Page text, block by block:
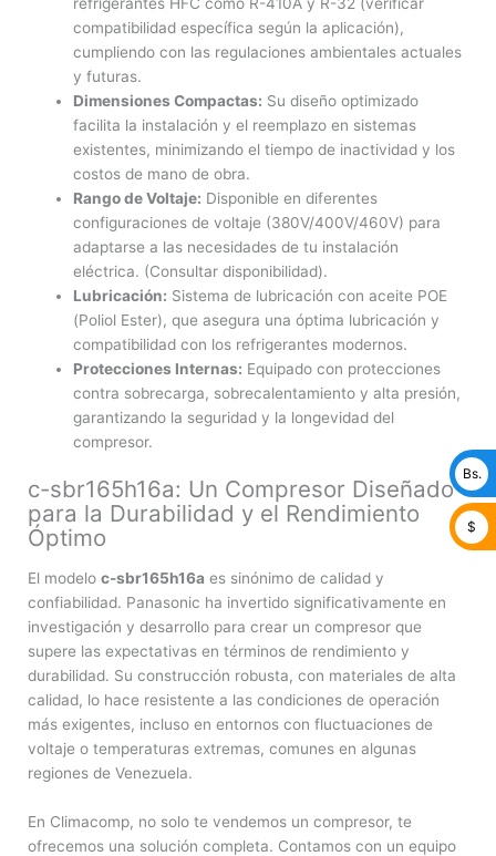
compatibilidad específica según la aplicación),
cumpliendo con las regulaciones ambientales actuales
y futuras.
Dimensiones Compactas: Su diseño optimizado
facilita la instalación y el reemplazo en sistemas
existentes, minimizando el tiempo de inactividad y los
costos de mano de obra.
Rango de Voltaje: Disponible en diferentes
configuraciones de voltaje (380V/400V/460V) para
adaptarse a las necesidades de tu instalación
eléctrica. (Consultar disponibilidad).
Lubricación: Sistema de lubricación con aceite POE
(Poliol Ester), que asegura una óptima lubricación y
compatibilidad con los refrigerantes modernos.
Protecciones Internas: Equipado con protecciones
contra sobrecarga, sobrecalentamiento y alta presión,
garantizando la seguridad y la longevidad del
compresor.
c-sbr165h16a: Un Compresor Diseñado
para la Durabilidad y el Rendimiento
Óptimo
El modelo c-sbr165h16a es sinónimo de calidad y
confiabilidad. Panasonic ha invertido significativamente en
investigación y desarrollo para crear un compresor que
supere las expectativas en términos de rendimiento y
durabilidad. Su construcción robusta, con materiales de alta
calidad, lo hace resistente a las condiciones de operación
más exigentes, incluso en entornos con fluctuaciones de
voltaje o temperaturas extremas, comunes en algunas
regiones de Venezuela.
En Climacomp, no solo te vendemos un compresor, te
ofrecemos una solución completa. Contamos con un equipo
Bs.
$